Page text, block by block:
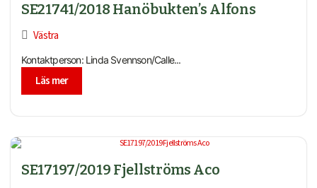
SE21741/2018 Hanöbukten’s Alfons
Västra
Kontaktperson: Linda Svennson/Calle...
Läs mer
SE17197/2019 Fjellströms Aco